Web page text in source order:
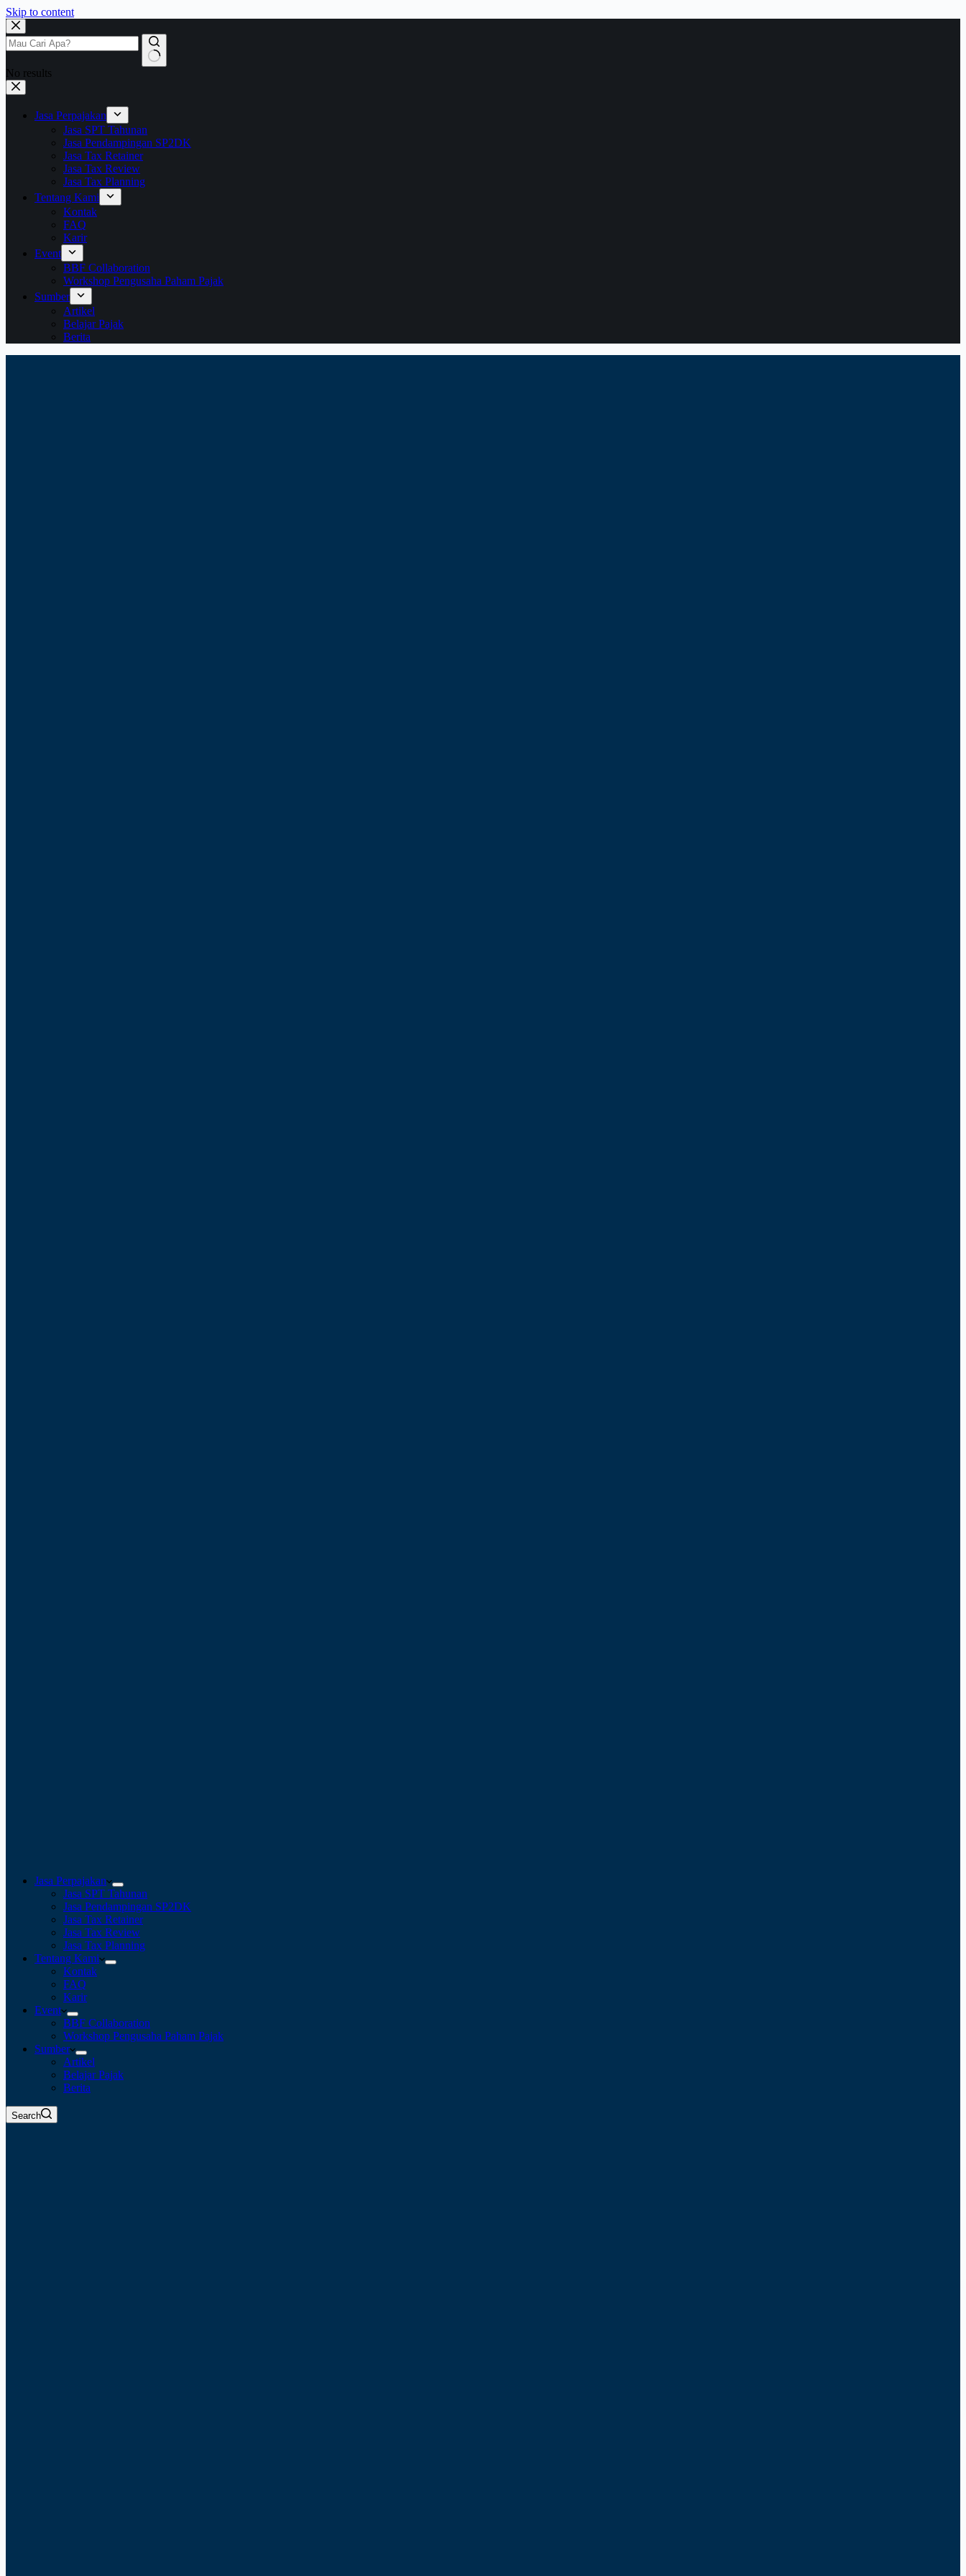
Skip to content
No results
Jasa Perpajakan
Jasa SPT Tahunan
Jasa Pendampingan SP2DK
Jasa Tax Retainer
Jasa Tax Review
Jasa Tax Planning
Tentang Kami
Kontak
FAQ
Karir
Event
BBF Collaboration
Workshop Pengusaha Paham Pajak
Sumber
Artikel
Belajar Pajak
Berita
Jasa Perpajakan
Jasa SPT Tahunan
Jasa Pendampingan SP2DK
Jasa Tax Retainer
Jasa Tax Review
Jasa Tax Planning
Tentang Kami
Kontak
FAQ
Karir
Event
BBF Collaboration
Workshop Pengusaha Paham Pajak
Sumber
Artikel
Belajar Pajak
Berita
Search